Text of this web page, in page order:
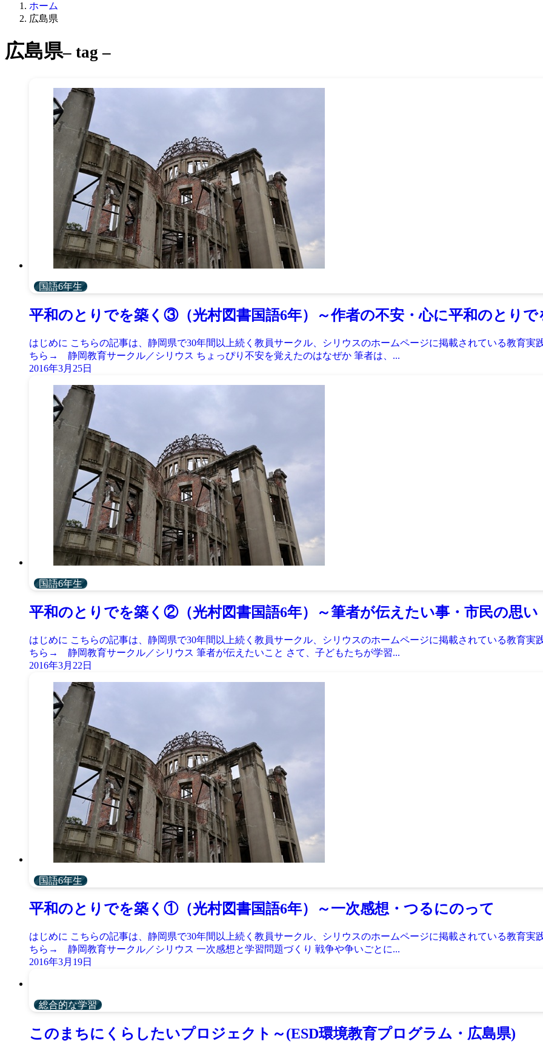
ホーム
広島県
広島県– tag –
国語6年生
平和のとりでを築く③（光村図書国語6年）～作者の不安・心に平和のとり
はじめに こちらの記事は、静岡県で30年間以上続く教員サークル、シリウスのホームページに掲載されている教育
ちら→ 静岡教育サークル／シリウス ちょっぴり不安を覚えたのはなぜか 筆者は、...
2016年3月25日
国語6年生
平和のとりでを築く②（光村図書国語6年）～筆者が伝えたい事・市民の思い
はじめに こちらの記事は、静岡県で30年間以上続く教員サークル、シリウスのホームページに掲載されている教育
ちら→ 静岡教育サークル／シリウス 筆者が伝えたいこと さて、子どもたちが学習...
2016年3月22日
国語6年生
平和のとりでを築く①（光村図書国語6年）～一次感想・つるにのって
はじめに こちらの記事は、静岡県で30年間以上続く教員サークル、シリウスのホームページに掲載されている教育
ちら→ 静岡教育サークル／シリウス 一次感想と学習問題づくり 戦争や争いごとに...
2016年3月19日
総合的な学習
このまちにくらしたいプロジェクト～(ESD環境教育プログラム・広島県)